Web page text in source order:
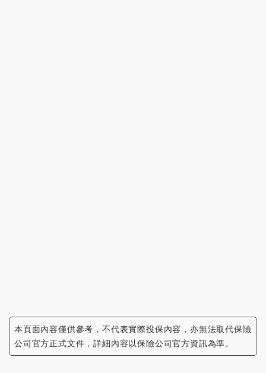
本頁面內容僅供參考，不代表實際投保內容，亦無法取代保險
公司官方正式文件，詳細內容以保險公司官方資訊為準。